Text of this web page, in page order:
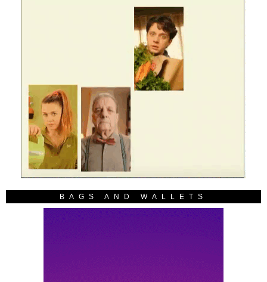
BAGS AND WALLETS